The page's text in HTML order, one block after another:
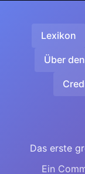
Lexikon
Über
Das erste
Ein